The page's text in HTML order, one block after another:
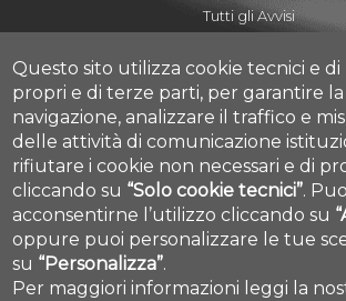
Tutti gli Avvisi
Tutti gli Eventi e le News
Albo Pretorio Online
Amministrazione
Mettiamoci la Faccia
Fatturazione elettronica
Mappa Campus Chieti
Questo sito utilizza cookie tecnici e
propri e di terze parti, per garantire
navigazione, analizzare il traffico e
delle attività di comunicazione
rifiutare i cookie non necessari e di
cliccando su “Solo cookie tecnici”.
acconsentirne l’utilizzo cliccando su
oppure puoi personalizzare le tue
su “Personalizza”.
Per maggiori informazioni leggi la